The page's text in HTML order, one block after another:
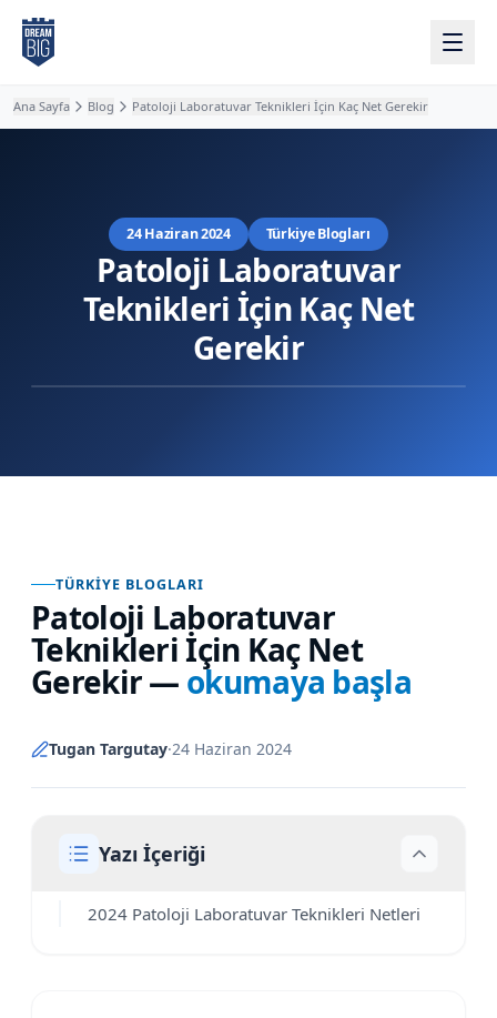
Ana içeriğe atla
Ana Sayfa Blog Patoloji Laboratuvar Teknikleri İçin Kaç Net Gerekir
24 Haziran 2024 Türkiye Blogları
Patoloji Laboratuvar
Teknikleri İçin Kaç Net
Gerekir
TÜRKIYE BLOGLARI
Patoloji Laboratuvar
Teknikleri İçin Kaç Net
Gerekir— okumaya başla
Tugan Targutay·24 Haziran 2024
Yazı İçeriği
2024 Patoloji Laboratuvar Teknikleri Netleri